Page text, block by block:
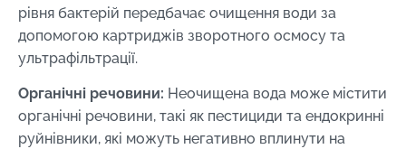
рівня бактерій передбачає очищення води за
допомогою картриджів зворотного осмосу та
ультрафільтрації.
Органічні речовини: Неочищена вода може містити
органічні речовини, такі як пестициди та ендокринні
руйнівники, які можуть негативно вплинути на